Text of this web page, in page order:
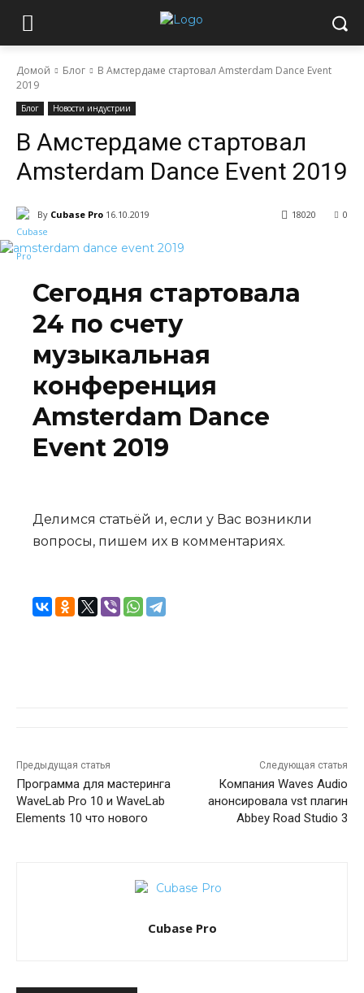
Домой Блог
В Амстердаме стартовал Amsterdam Dance Event
2019
Блог Новости индустрии
В Амстердаме стартовал
Amsterdam Dance Event 2019
By Cubase Pro 16.10.2019 0
18020
Сегодня стартовала
24 по счету
музыкальная
конференция
Amsterdam Dance
Event 2019
Делимся статьёй и, если у Вас возникли
вопросы, пишем их в комментариях.
Предыдущая статья
Программа для мастеринга
WaveLab Pro 10 и WaveLab
Elements 10 что нового
Следующая статья
Компания Waves Audio
анонсировала vst плагин
Abbey Road Studio 3
Cubase Pro